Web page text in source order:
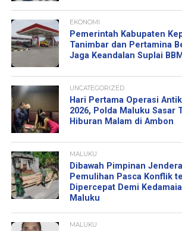
EKONOMI
Pemerintah Kabupaten
Tanimbar dan Pertamina
Jaga Keandalan Suplai
UNCATEGORIZED
Hari Pertama Operasi
2026, Polda Maluku Sasar
Hiburan Malam di Ambon
MALUKU
Dibawah Pimpinan
Pemulihan Pasca Konflik
Dipercepat Demi
Maluku
MALUKU